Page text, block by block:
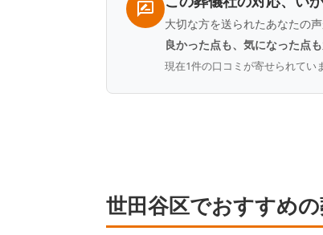
大切な方を送られたあなたの
良かった点も、気になった点も
現在1件の口コミが寄せられてい
世田谷区でおすすめ